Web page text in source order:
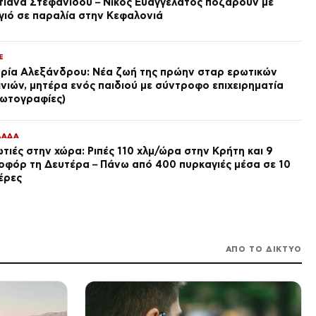
Παγκοσμίου Πολέμου: Πλοία,
στρατιωτική μοτοσικλέτα και
αποκάλυψε τον εξωτικό
προορισμό για τα 33α
γενέθλιά της – Της ευχήθηκε
ξεκούραση, αλλά το πνεύμα
που την καταδιώκει δεν θα
πριν από 2 ώρες
SPORTS
απαιτήσεις του Ολυμπιακού
στα 2 εκατομμύρια ευρώ
πριν από 2 ώρες
σε παραλία στην Κεφαλονιά
Αλεξάνδρου: Νέα ζωή της πρώην σταρ ερωτικών
μητέρα ενός παιδιού με σύντροφο επιχειρηματία
στην χώρα: Ριπές 110 χλμ/ώρα στην Κρήτη και 9
τη Δευτέρα – Πάνω από 400 πυρκαγιές μέσα σε 10
ΑΠΟ ΤΟ ΔΙΚΤΥΟ